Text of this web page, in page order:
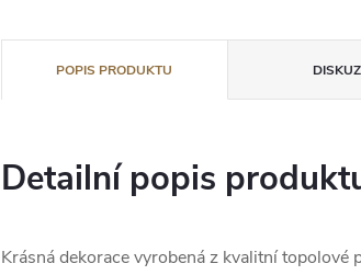
POPIS PRODUKTU
Detailní popis
Krásná dekorace vyrobená z kvalitní topolové